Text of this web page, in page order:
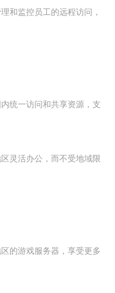
和监控员工的远程访问，
统一访问和共享资源，支
灵活办公，而不受地域限
的游戏服务器，享受更多